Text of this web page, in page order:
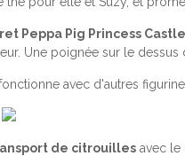
Peppa Pig Princess Castle
Une poignée sur le dessus
avec d'autres
de citrouilles avec le